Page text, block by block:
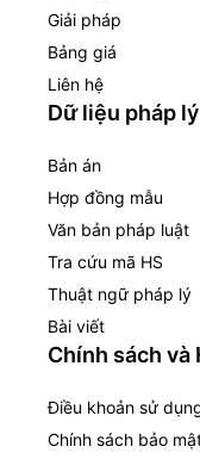
Giải pháp
Bảng giá
Liên hệ
Dữ liệu pháp lý
Bản án
Hợp đồng mẫu
Văn bản pháp luật
Tra cứu mã HS
Thuật ngữ pháp lý
Bài viết
Chính sách và
Điều khoản sử
Chính sách bảo